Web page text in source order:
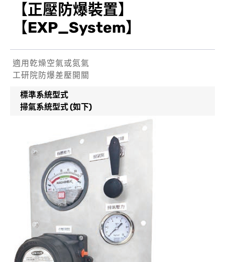
【正壓防爆裝置】
【EXP_System】
適用乾燥空氣或氮氣
工研院防爆差壓開關
標準系統型式
掃氣系統型式 (如下)